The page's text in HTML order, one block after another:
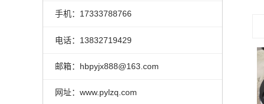
手机：17333788766
电话：13832719429
邮箱：hbpyjx888@163.com
网址：www.pylzq.com